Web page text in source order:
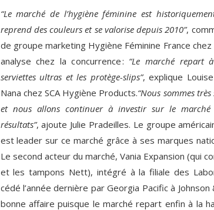
“Le marché de l’hygiène féminine est
reprend des couleurs et se valorise depuis 2010”,
de groupe marketing Hygiène Féminine France
analyse chez la concurrence : “Le marché repart
serviettes ultras et les protège-slips”, explique
Nana chez SCA Hygiène Products.“Nous sommes
et nous allons continuer à investir sur le
résultats”, ajoute Julie Pradeilles. Le groupe
est leader sur ce marché grâce à ses marques
Le second acteur du marché, Vania Expansion (qui
et les tampons Nett), intégré à la filiale des
cédé l’année dernière par Georgia Pacific à
bonne affaire puisque le marché repart enfin à la